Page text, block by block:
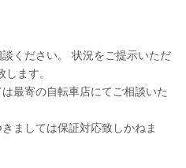
ください。 状況をご提示いただ
ます。
最寄の自転車店にてご相談いた
ましては保証対応致しかねま